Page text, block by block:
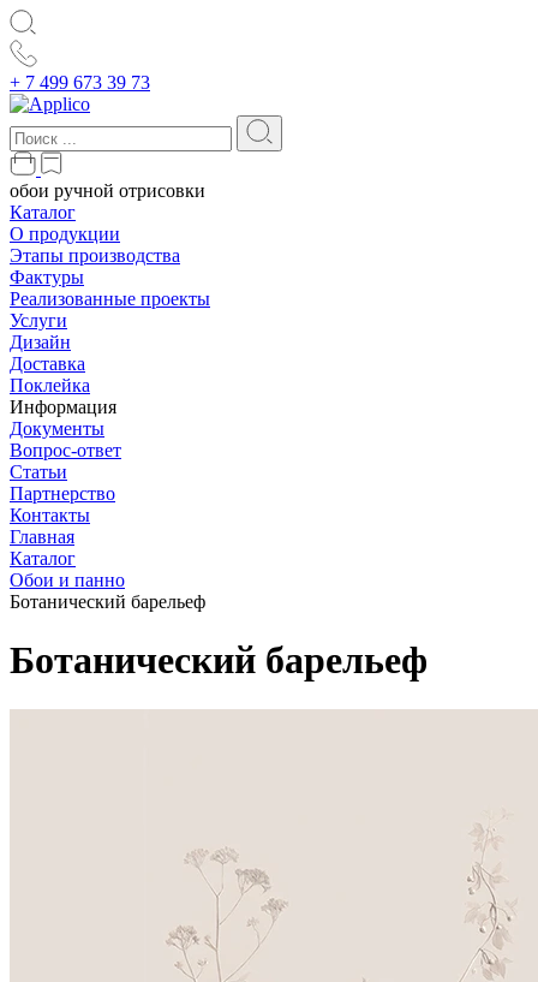
+ 7 499 673 39 73
обои ручной отрисовки
Каталог
О продукции
Этапы производства
Фактуры
Реализованные проекты
Услуги
Дизайн
Доставка
Поклейка
Информация
Документы
Вопрос-ответ
Статьи
Партнерство
Контакты
Главная
Каталог
Обои и панно
Ботанический барельеф
Ботанический барельеф